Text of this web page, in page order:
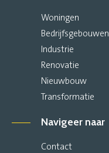
Woningen
Bedrijfsgebouwen
Industrie
Renovatie
Nieuwbouw
Transformatie
Navigeer naar
Contact